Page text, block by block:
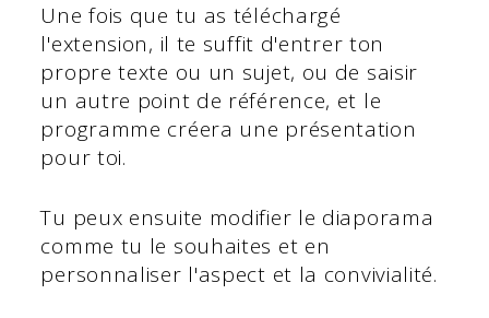
Une fois que tu as téléchargé
l'extension, il te suffit d'entrer ton
propre texte ou un sujet, ou de saisir
un autre point de référence, et le
programme créera une présentation
pour toi.
Tu peux ensuite modifier le diaporama
comme tu le souhaites et en
personnaliser l'aspect et la convivialité.